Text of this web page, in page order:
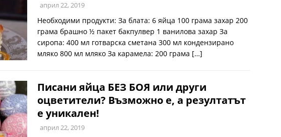
април 22, 2019
Необходими продукти: За блата: 6 яйца 100 грама захар 200
грама брашно ½ пакет бакпулвер 1 ванилова захар За
сиропа: 400 мл готварска сметана 300 мл кондензирано
мляко 800 мл мляко За карамела: 200 грама […]
Писани яйца БЕЗ БОЯ или други
оцветители? Възможно е, а резултатът
е уникален!
април 22, 2019